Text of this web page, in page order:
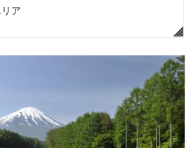
ア